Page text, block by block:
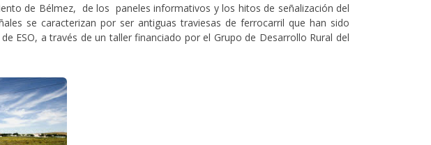
de Bélmez, de los paneles informativos y los hitos de señalización del
se caracterizan por ser antiguas traviesas de ferrocarril que han sido
ESO, a través de un taller financiado por el Grupo de Desarrollo Rural del